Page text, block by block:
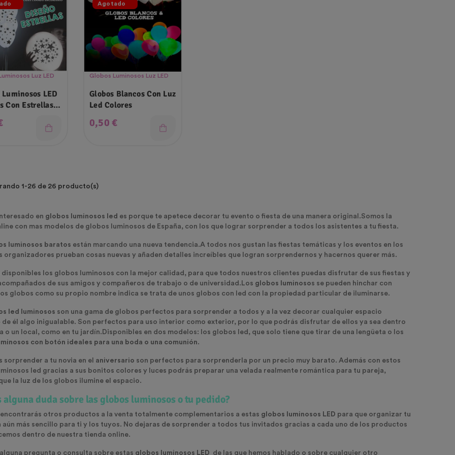
Luz LED
LED
Con Estrellas
Agotado
Globos Luminosos Luz LED
Globos Blancos Con Luz
Led Colores
Precio
0,50 €
1-26 de 26 producto(s)
en globos luminosos led es porque te apetece decorar tu evento o fiesta de una manera original.Somos la
con mas modelos de globos luminosos de España, con los que lograr sorprender a todos los asistentes a tu fiesta.
luminosos baratos están marcando una nueva tendencia.A todos nos gustan las fiestas temáticas y los eventos en los
organizadores prueban cosas nuevas y añaden detalles increíbles que logran sorprendernos y hacernos querer más.
disponibles los globos luminosos con la mejor calidad, para que todos nuestros clientes puedas disfrutar de sus fiestas y
de sus amigos y compañeros de trabajo o de universidad. Los globos luminosos se pueden hinchar con
globos como su propio nombre indica se trata de unos globos con led con la propiedad particular de iluminarse.
led luminosos son una gama de globos perfectos para sorprender a todos y a la vez decorar cualquier espacio
de él algo inigualable. Son perfectos para uso interior como exterior, por lo que podrás disfrutar de ellos ya sea dentro
o un local, como en tu jardín. Disponibles en dos modelos: los globos led, que solo tiene que tirar de una lengüeta o los
con botón ideales para una boda o una comunión.
sorprender a tu novia en el aniversario son perfectos para sorprenderla por un precio muy barato. Además con estos
led gracias a sus bonitos colores y luces podrás preparar una velada realmente romántica para tu pareja,
la luz de los globos ilumine el espacio.
alguna duda sobre las globos luminososo tu pedido?
otros productos a la venta totalmente complementarios a estas globos luminosos LED para que organizar tu
aún más sencillo para ti y los tuyos. No dejaras de sorprender a todos tus invitados gracias a cada uno de los productos
dentro de nuestra tienda online.
pregunta o consulta sobre estas globos luminosos LED de las que hemos hablado o sobre cualquier otro